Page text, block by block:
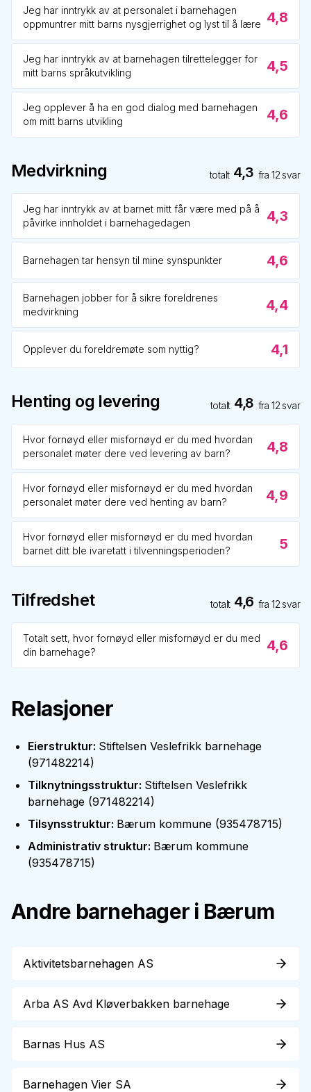
Jeg har inntrykk av at personalet i barnehagen
oppmuntrer mitt barns nysgjerrighet og lyst til å lære 4,8
Jeg har inntrykk av at barnehagen tilrettelegger for
mitt barns språkutvikling
4,5
Jeg opplever å ha en god dialog med barnehagen
om mitt barns utvikling
4,6
Medvirkning totalt 4,3 fra12 svar
Jeg har inntrykk av at barnet mitt får være med på å
påvirke innholdet i barnehagedagen
4,3
Barnehagen tar hensyn til mine synspunkter 4,6
Barnehagen jobber for å sikre foreldrenes
medvirkning
4,4
Opplever du foreldremøte som nyttig? 4,1
Henting og levering totalt 4,8 fra12 svar
Hvor fornøyd eller misfornøyd er du med hvordan
personalet møter dere ved levering av barn?
4,8
Hvor fornøyd eller misfornøyd er du med hvordan
personalet møter dere ved henting av barn?
4,9
Hvor fornøyd eller misfornøyd er du med hvordan
barnet ditt ble ivaretatt i tilvenningsperioden?
5
Tilfredshet totalt 4,6 fra12 svar
Totalt sett, hvor fornøyd eller misfornøyd er du med
din barnehage?
4,6
Relasjoner
Eierstruktur: Stiftelsen Veslefrikk barnehage
(971482214)
Tilknytningsstruktur: Stiftelsen Veslefrikk
barnehage (971482214)
Tilsynsstruktur: Bærum kommune (935478715)
Administrativ struktur: Bærum kommune
(935478715)
Andre barnehager i Bærum
Aktivitetsbarnehagen AS
Arba AS Avd Kløverbakken barnehage
Barnas Hus AS
Barnehagen Vier SA